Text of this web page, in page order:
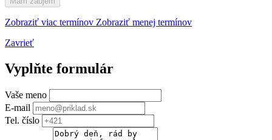
Zobraziť viac termínov Zobraziť menej termínov
Zavrieť
Vyplňte formulár
Vaše meno
E-mail
Tel. číslo